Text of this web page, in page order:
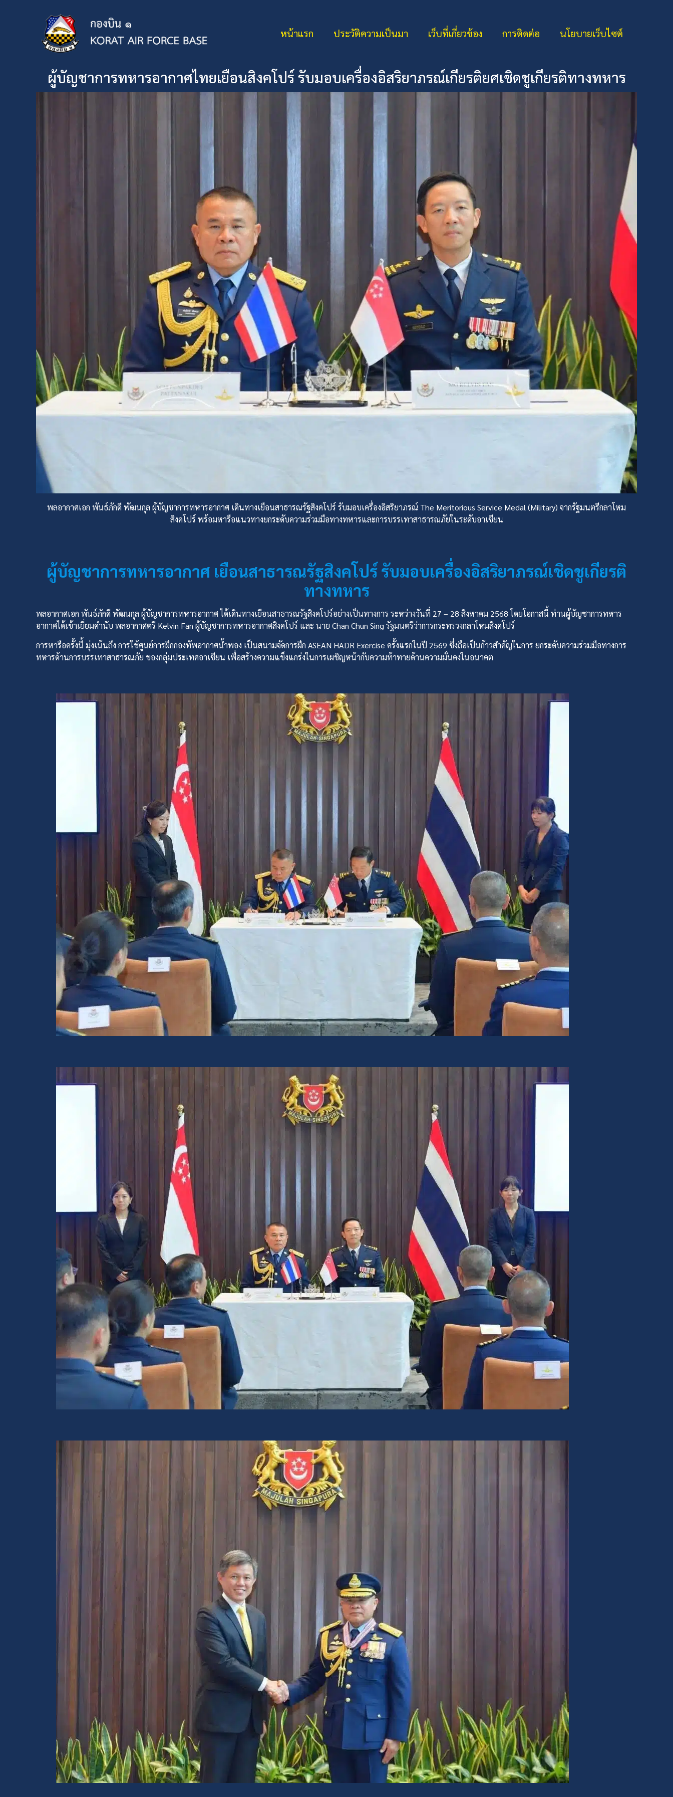
หน้าแรก ประวัติความเป็นมา เว็บที่เกี่ยวข้อง การติดต่อ นโยบายเว็บไซต์
ผู้บัญชาการทหารอากาศไทยเยือนสิงคโปร์ รับมอบเครื่องอิสริยาภรณ์เกียรติยศเชิดชูเกียรติทางทหาร
พลอากาศเอก พันธ์ภักดี พัฒนกุล ผู้บัญชาการทหารอากาศ เดินทางเยือนสาธารณรัฐสิงคโปร์ รับมอบเครื่องอิสริยาภรณ์ The Meritorious Service Medal (Military) จากรัฐมนตรีกลาโหม
สิงคโปร์ พร้อมหารือแนวทางยกระดับความร่วมมือทางทหารและการบรรเทาสาธารณภัยในระดับอาเซียน
ผู้บัญชาการทหารอากาศ เยือนสาธารณรัฐสิงคโปร์ รับมอบเครื่องอิสริยาภรณ์เชิดชูเกียรติ
ทางทหาร
พลอากาศเอก พันธ์ภักดี พัฒนกุล ผู้บัญชาการทหารอากาศ ได้เดินทางเยือนสาธารณรัฐสิงคโปร์อย่างเป็นทางการ ระหว่างวันที่ 27 – 28 สิงหาคม 2568 โดยโอกาสนี้ ท่านผู้บัญชาการทหาร
อากาศได้เข้าเยี่ยมคำนับ พลอากาศตรี Kelvin Fan ผู้บัญชาการทหารอากาศสิงคโปร์ และ นาย Chan Chun Sing รัฐมนตรีว่าการกระทรวงกลาโหมสิงคโปร์
การหารือครั้งนี้ มุ่งเน้นถึง การใช้ศูนย์การฝึกกองทัพอากาศน้ำพอง เป็นสนามจัดการฝึก ASEAN HADR Exercise ครั้งแรกในปี 2569 ซึ่งถือเป็นก้าวสำคัญในการ ยกระดับความร่วมมือทางการ
ทหารด้านการบรรเทาสาธารณภัย ของกลุ่มประเทศอาเซียน เพื่อสร้างความแข็งแกร่งในการเผชิญหน้ากับความท้าทายด้านความมั่นคงในอนาคต